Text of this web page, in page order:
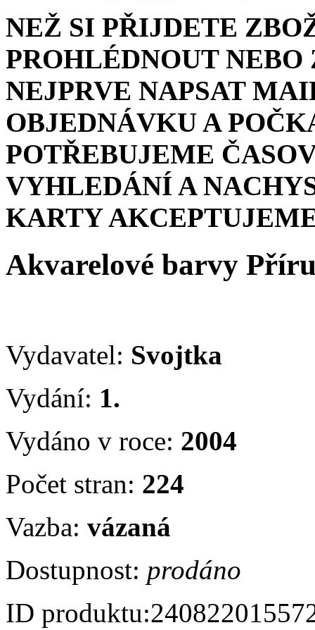
NEŽ SI PŘIJDETE
PROHLÉDNOUT
NEJPRVE NAPSAT
OBJEDNÁVKU A
POTŘEBUJEME
VYHLEDÁNÍ A
KARTY
Akvarelové barvy
Vydavatel: Svojtka
Vydání: 1.
Vydáno v roce: 2004
Počet stran: 224
Vazba: vázaná
Dostupnost: prodáno
ID produktu: